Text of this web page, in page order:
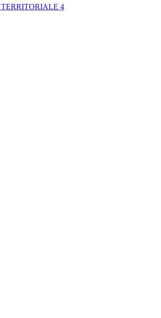
4